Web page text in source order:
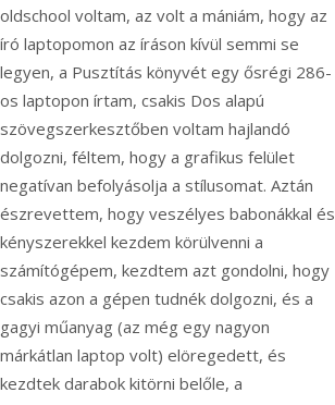
oldschool voltam, az volt a mániám, hogy az
író laptopomon az íráson kívül semmi se
legyen, a Pusztítás könyvét egy ősrégi 286-
os laptopon írtam, csakis Dos alapú
szövegszerkesztőben voltam hajlandó
dolgozni, féltem, hogy a grafikus felület
negatívan befolyásolja a stílusomat. Aztán
észrevettem, hogy veszélyes babonákkal és
kényszerekkel kezdem körülvenni a
számítógépem, kezdtem azt gondolni, hogy
csakis azon a gépen tudnék dolgozni, és a
gagyi műanyag (az még egy nagyon
márkátlan laptop volt) elöregedett, és
kezdtek darabok kitörni belőle, a